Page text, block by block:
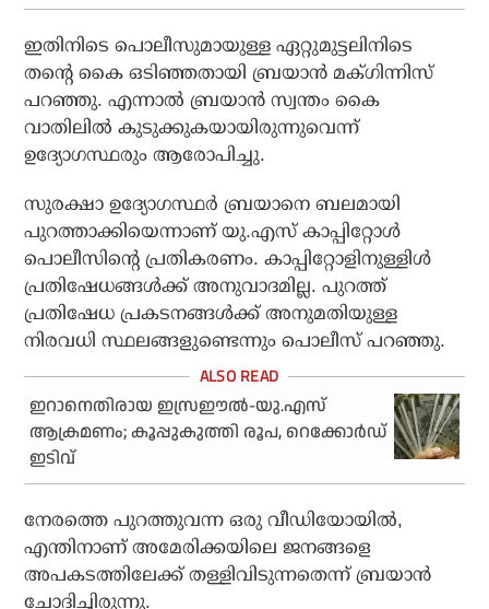
ഇതിനിടെ പൊലീസുമായുള്ള ഏറ്റുമുട്ടലിനിടെ
തന്റെ കൈ ഒടിഞ്ഞതായി ബ്രയാന്‍ മക്ഗിന്നിസ്
പറഞ്ഞു. എന്നാല്‍ ബ്രയാന്‍ സ്വന്തം കൈ
വാതിലില്‍ കുടുക്കുകയായിരുന്നുവെന്ന്
ഉദ്യോഗസ്ഥരും ആരോപിച്ചു.
സുരക്ഷാ ഉദ്യോഗസ്ഥര്‍ ബ്രയാനെ ബലമായി
പുറത്താക്കിയെന്നാണ് യു.എസ് കാപ്പിറ്റോള്‍
പൊലീസിന്റെ പ്രതികരണം. കാപ്പിറ്റോളിനുള്ളിള്‍
പ്രതിഷേധങ്ങള്‍ക്ക് അനുവാദമില്ല. പുറത്ത്
പ്രതിഷേധ പ്രകടനങ്ങള്‍ക്ക് അനുമതിയുള്ള
നിരവധി സ്ഥലങ്ങളുണ്ടെന്നും പൊലീസ് പറഞ്ഞു.
ഇറാനെതിരായ ഇസ്രഈല്‍-യു.എസ്
ആക്രമണം; കൂപ്പുകുത്തി രൂപ, റെക്കോര്‍ഡ്
ഇടിവ്
നേരത്തെ പുറത്തുവന്ന ഒരു വീഡിയോയില്‍,
എന്തിനാണ് അമേരിക്കയിലെ ജനങ്ങളെ
അപകടത്തിലേക്ക് തള്ളിവിടുന്നതെന്ന് ബ്രയാന്‍
ചോദിച്ചിരുന്നു.